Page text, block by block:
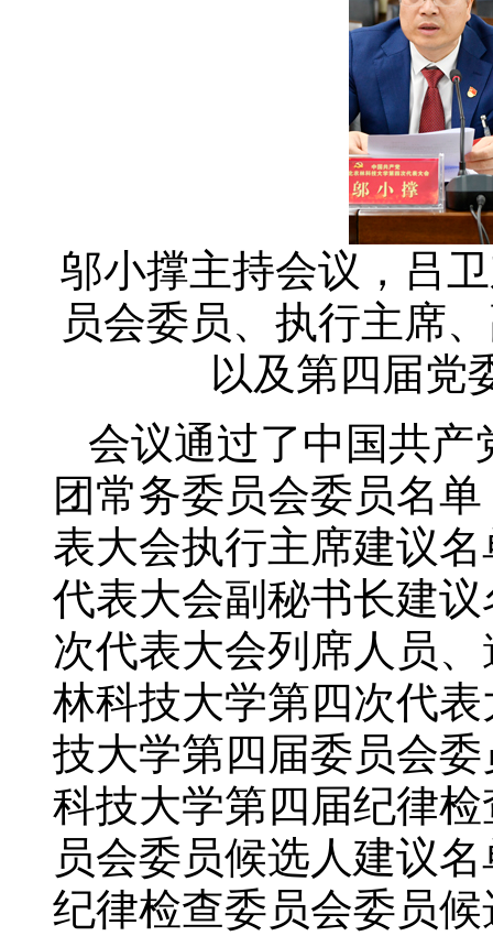
邬小撑主持会议，吕
员会委员、 执行主席
以及第四届党
会议通过了中国共
团常务委员会委员名
表大会执行主席建议
代表大会副秘书长建
次代表大会列席人员
林科技大学第四次代
技大学第四届委员会
科技大学第四届纪律
员会委员候选人建议
纪律检查委员会委员